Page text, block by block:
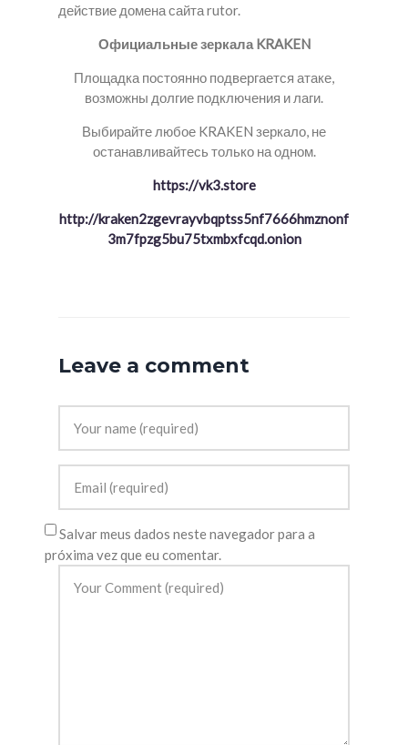
действие домена сайта rutor.
Официальные зеркала KRAKEN
Площадка постоянно подвергается атаке,
возможны долгие подключения и лаги.
Выбирайте любое KRAKEN зеркало, не
останавливайтесь только на одном.
https://vk3.store
http://kraken2zgevrayvbqptss5nf7666hmznonf
3m7fpzg5bu75txmbxfcqd.onion
Leave a comment
Salvar meus dados neste navegador para a
próxima vez que eu comentar.